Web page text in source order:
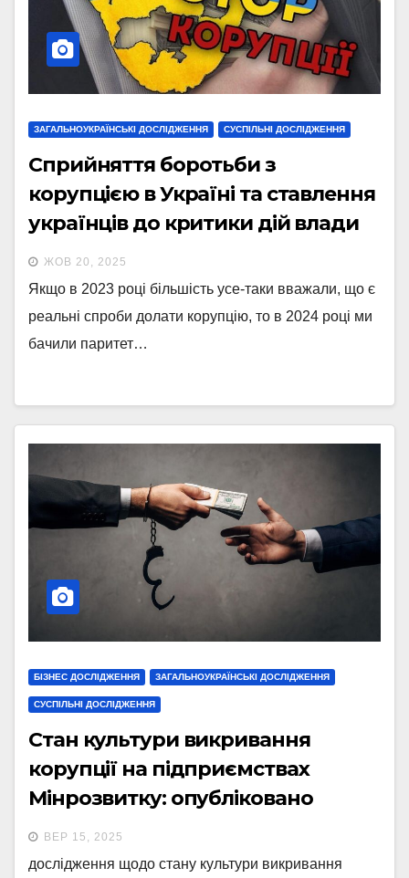
ЗАГАЛЬНОУКРАЇНСЬКІ ДОСЛІДЖЕННЯ СУСПІЛЬНІ ДОСЛІДЖЕННЯ
Сприйняття боротьби з
корупцією в Україні та ставлення
українців до критики дій влади
на період повномасштабного
вторгнення
ЖОВ 20, 2025
Якщо в 2023 році більшість усе-таки вважали, що є
реальні спроби долати корупцію, то в 2024 році ми
бачили паритет…
БІЗНЕС ДОСЛІДЖЕННЯ ЗАГАЛЬНОУКРАЇНСЬКІ ДОСЛІДЖЕННЯ
СУСПІЛЬНІ ДОСЛІДЖЕННЯ
Стан культури викривання
корупції на підприємствах
Мінрозвитку: опубліковано
дослідження
ВЕР 15, 2025
дослідження щодо стану культури викривання